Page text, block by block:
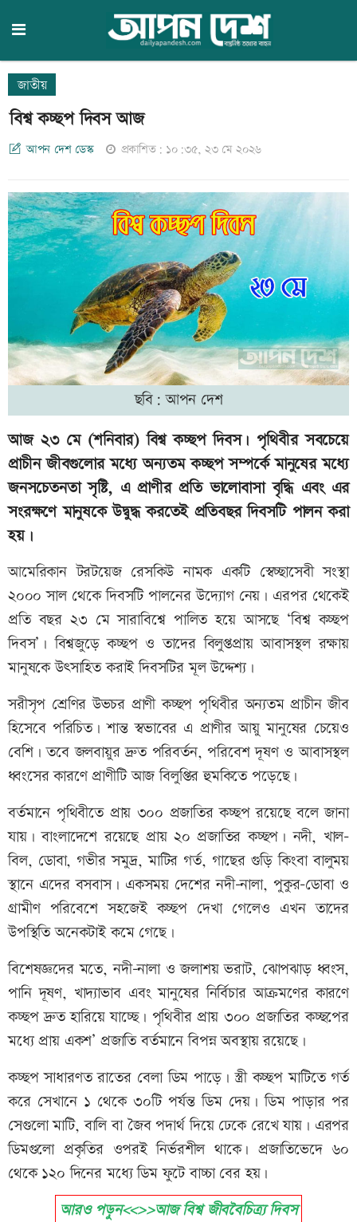
জাতীয়
বিশ্ব কচ্ছপ দিবস আজ
আপন দেশ ডেস্ক প্রকাশিত: ১০:৩৫, ২৩ মে ২০২৬
ছবি: আপন দেশ
আজ ২৩ মে (শনিবার) বিশ্ব কচ্ছপ দিবস। পৃথিবীর সবচেয়ে
প্রাচীন জীবগুলোর মধ্যে অন্যতম কচ্ছপ সম্পর্কে মানুষের মধ্যে
জনসচেতনতা সৃষ্টি, এ প্রাণীর প্রতি ভালোবাসা বৃদ্ধি এবং এর
সংরক্ষণে মানুষকে উদ্বুদ্ধ করতেই প্রতিবছর দিবসটি পালন করা
হয়।
আমেরিকান টরটয়েজ রেসকিউ নামক একটি স্বেচ্ছাসেবী সংস্থা
২০০০ সাল থেকে দিবসটি পালনের উদ্যোগ নেয়। এরপর থেকেই
প্রতি বছর ২৩ মে সারাবিশ্বে পালিত হয়ে আসছে ‘বিশ্ব কচ্ছপ
দিবস’। বিশ্বজুড়ে কচ্ছপ ও তাদের বিলুপ্তপ্রায় আবাসস্থল রক্ষায়
মানুষকে উৎসাহিত করাই দিবসটির মূল উদ্দেশ্য।
সরীসৃপ শ্রেণির উভচর প্রাণী কচ্ছপ পৃথিবীর অন্যতম প্রাচীন জীব
হিসেবে পরিচিত। শান্ত স্বভাবের এ প্রাণীর আয়ু মানুষের চেয়েও
বেশি। তবে জলবায়ুর দ্রুত পরিবর্তন, পরিবেশ দূষণ ও আবাসস্থল
ধ্বংসের কারণে প্রাণীটি আজ বিলুপ্তির হুমকিতে পড়েছে।
বর্তমানে পৃথিবীতে প্রায় ৩০০ প্রজাতির কচ্ছপ রয়েছে বলে জানা
যায়। বাংলাদেশে রয়েছে প্রায় ২০ প্রজাতির কচ্ছপ। নদী, খাল-
বিল, ডোবা, গভীর সমুদ্র, মাটির গর্ত, গাছের গুড়ি কিংবা বালুময়
স্থানে এদের বসবাস। একসময় দেশের নদী-নালা, পুকুর-ডোবা ও
গ্রামীণ পরিবেশে সহজেই কচ্ছপ দেখা গেলেও এখন তাদের
উপস্থিতি অনেকটাই কমে গেছে।
বিশেষজ্ঞদের মতে, নদী-নালা ও জলাশয় ভরাট, ঝোপঝাড় ধ্বংস,
পানি দূষণ, খাদ্যাভাব এবং মানুষের নির্বিচার আক্রমণের কারণে
কচ্ছপ দ্রুত হারিয়ে যাচ্ছে। পৃথিবীর প্রায় ৩০০ প্রজাতির কচ্ছপের
মধ্যে প্রায় একশ’ প্রজাতি বর্তমানে বিপন্ন অবস্থায় রয়েছে।
কচ্ছপ সাধারণত রাতের বেলা ডিম পাড়ে। স্ত্রী কচ্ছপ মাটিতে গর্ত
করে সেখানে ১ থেকে ৩০টি পর্যন্ত ডিম দেয়। ডিম পাড়ার পর
সেগুলো মাটি, বালি বা জৈব পদার্থ দিয়ে ঢেকে রেখে যায়। এরপর
ডিমগুলো প্রকৃতির ওপরই নির্ভরশীল থাকে। প্রজাতিভেদে ৬০
থেকে ১২০ দিনের মধ্যে ডিম ফুটে বাচ্চা বের হয়।
আরও পড়ুন<<>>আজ বিশ্ব জীববৈচিত্র্য দিবস